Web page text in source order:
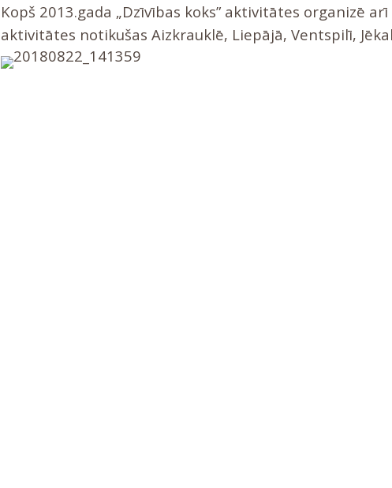
Kopš 2013.gada „Dzīvības koks” aktivitātes organizē
aktivitātes notikušas Aizkrauklē, Liepājā, Ventspilī,